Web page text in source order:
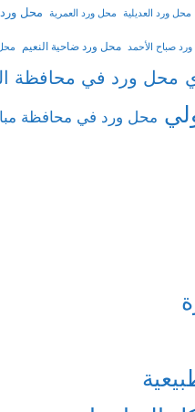
محل ورد العديلية محل ورد العمرية محل ورد
صباح الأحمد محل ورد ضاحية النعيم
محل ورد في محافظة
محل ورد في محافظة